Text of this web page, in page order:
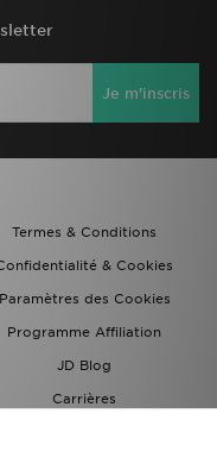
Je m'inscris
Termes & Conditions
& Cookies
Paramètres des Cookies
Programme Affiliation
JD Blog
Carrières